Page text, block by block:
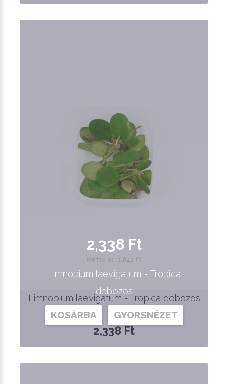
Limnobium laevigatum - Tropica dobozos
2,338 Ft
2,338 Ft
Nettó ár: 1,841 Ft
Limnobium laevigatum - Tropica
dobozos
KOSÁRBA GYORSNÉZET